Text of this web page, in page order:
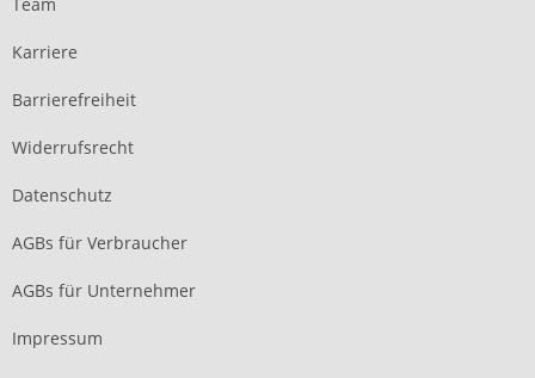
Team
Karriere
Barrierefreiheit
Widerrufsrecht
Datenschutz
AGBs für Verbraucher
AGBs für Unternehmer
Impressum